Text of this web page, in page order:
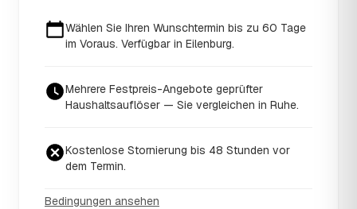
Wählen Sie Ihren Wunschtermin bis zu 60 Tage
im Voraus. Verfügbar in Eilenburg.
Mehrere Festpreis-Angebote geprüfter
Haushaltsauflöser — Sie vergleichen in Ruhe.
Kostenlose Stornierung bis 48 Stunden vor
dem Termin.
Bedingungen ansehen